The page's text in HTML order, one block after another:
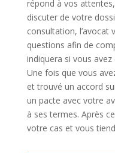
répond à vos
discuter de votre
consultation, l’avocat
questions afin de
indiquera si vous
Une fois que vous
et trouvé un accord
un pacte avec votre
à ses termes. Après
votre cas et vous